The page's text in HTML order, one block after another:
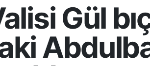
Gül